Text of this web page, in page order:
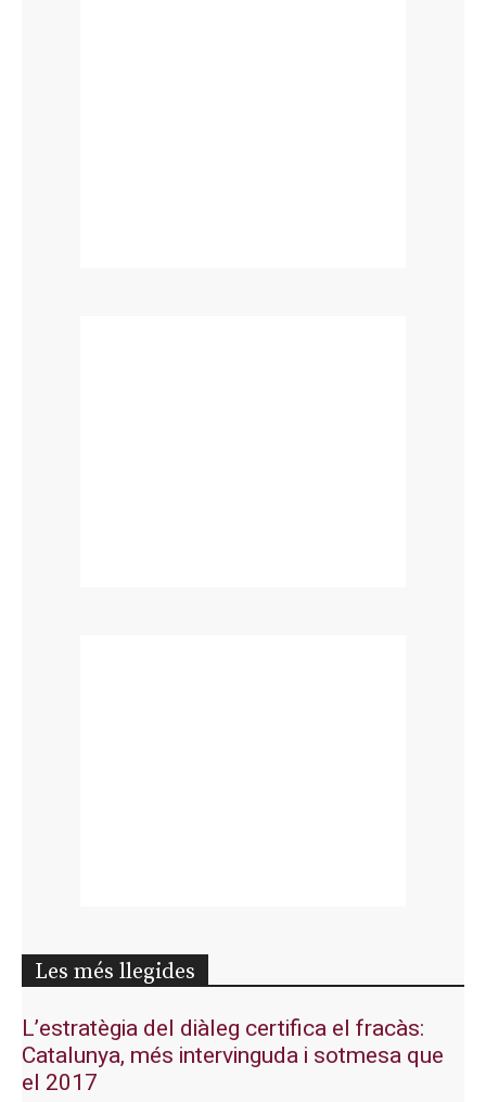
Les més llegides
L’estratègia del diàleg certifica el fracàs:
Catalunya, més intervinguda i sotmesa que
el 2017